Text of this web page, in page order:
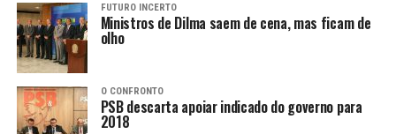
FUTURO INCERTO
Ministros de Dilma saem de cena, mas ficam de
olho
O CONFRONTO
PSB descarta apoiar indicado do governo para
2018